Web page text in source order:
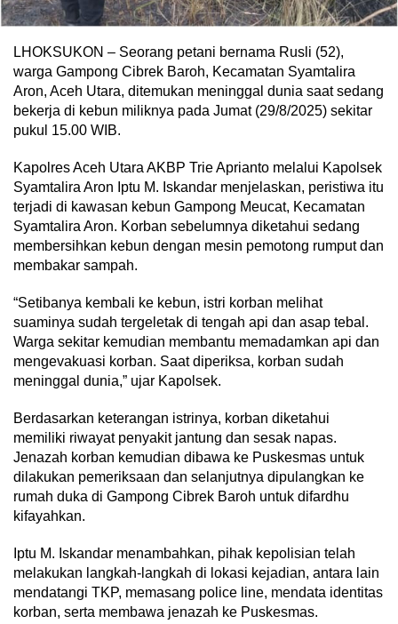
LHOKSUKON – Seorang petani bernama Rusli (52),
warga Gampong Cibrek Baroh, Kecamatan Syamtalira
Aron, Aceh Utara, ditemukan meninggal dunia saat sedang
bekerja di kebun miliknya pada Jumat (29/8/2025) sekitar
pukul 15.00 WIB.
Kapolres Aceh Utara AKBP Trie Aprianto melalui Kapolsek
Syamtalira Aron Iptu M. Iskandar menjelaskan, peristiwa itu
terjadi di kawasan kebun Gampong Meucat, Kecamatan
Syamtalira Aron. Korban sebelumnya diketahui sedang
membersihkan kebun dengan mesin pemotong rumput dan
membakar sampah.
“Setibanya kembali ke kebun, istri korban melihat
suaminya sudah tergeletak di tengah api dan asap tebal.
Warga sekitar kemudian membantu memadamkan api dan
mengevakuasi korban. Saat diperiksa, korban sudah
meninggal dunia,” ujar Kapolsek.
Berdasarkan keterangan istrinya, korban diketahui
memiliki riwayat penyakit jantung dan sesak napas.
Jenazah korban kemudian dibawa ke Puskesmas untuk
dilakukan pemeriksaan dan selanjutnya dipulangkan ke
rumah duka di Gampong Cibrek Baroh untuk difardhu
kifayahkan.
Iptu M. Iskandar menambahkan, pihak kepolisian telah
melakukan langkah-langkah di lokasi kejadian, antara lain
mendatangi TKP, memasang police line, mendata identitas
korban, serta membawa jenazah ke Puskesmas.